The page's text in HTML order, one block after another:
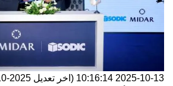
2025-10-13 10:16:14 (اخر تعديل 2025-10-13 10:16:14